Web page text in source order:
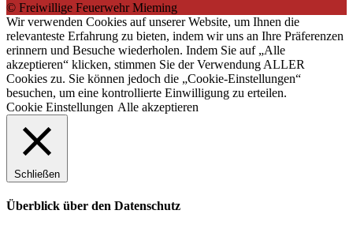
© Freiwillige Feuerwehr Mieming
Wir verwenden Cookies auf unserer Website, um Ihnen die
relevanteste Erfahrung zu bieten, indem wir uns an Ihre Präferenzen
erinnern und Besuche wiederholen. Indem Sie auf „Alle
akzeptieren“ klicken, stimmen Sie der Verwendung ALLER
Cookies zu. Sie können jedoch die „Cookie-Einstellungen“
besuchen, um eine kontrollierte Einwilligung zu erteilen.
Cookie Einstellungen Alle akzeptieren
Schließen
Überblick über den Datenschutz